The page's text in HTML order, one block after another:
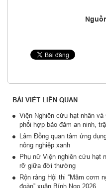
BÀI VIẾT LIÊN QUAN
Viện Nghiên cứu hạt nhân
phối hợp bảo đảm an ninh,
Lâm Đồng quan tâm ứng
nông nghiệp xanh
Phụ nữ Viện nghiên cứu hạt
rỡ giữa đời thường
Rộn ràng Hội thi “Mâm cơm
đoàn” xuân Bính Ngọ 2026